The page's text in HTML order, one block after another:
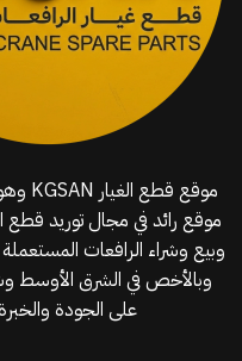
موقع رائد في مجال توريد قطع
وبيع وشراء الرافعات
وبالأخص في الشرق الأوسط
على الجودة